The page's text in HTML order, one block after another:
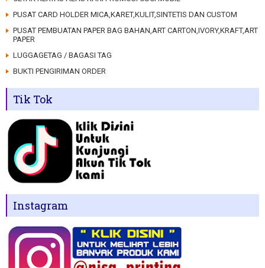
PUSAT CARD HOLDER MICA,KARET,KULIT,SINTETIS DAN CUSTOM
PUSAT PEMBUATAN PAPER BAG BAHAN,ART CARTON,IVORY,KRAFT,ART
PAPER
LUGGAGETAG / BAGASI TAG
BUKTI PENGIRIMAN ORDER
Tik Tok
Instagram